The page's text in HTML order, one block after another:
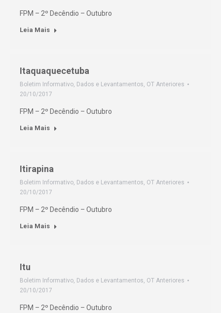
FPM – 2º Decêndio – Outubro
Leia Mais
Itaquaquecetuba
Boletim Informativo, Dados e Levantamentos, OT Anteriores
20/10/2017
FPM – 2º Decêndio – Outubro
Leia Mais
Itirapina
Boletim Informativo, Dados e Levantamentos, OT Anteriores
20/10/2017
FPM – 2º Decêndio – Outubro
Leia Mais
Itu
Boletim Informativo, Dados e Levantamentos, OT Anteriores
20/10/2017
FPM – 2º Decêndio – Outubro